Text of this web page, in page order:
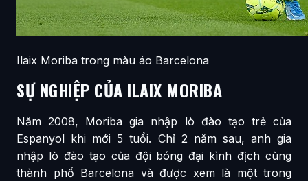
Ilaix Moriba trong màu áo Barcelona
SỰ NGHIỆP CỦA ILAIX MORIBA
Năm 2008, Moriba gia nhập lò đào tạo trẻ của
Espanyol khi mới 5 tuổi. Chỉ 2 năm sau, anh gia
nhập lò đào tạo của đội bóng đại kình địch cùng
thành phố Barcelona và được xem là một trong